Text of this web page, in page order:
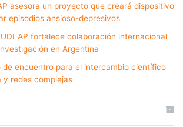
asesora un proyecto que creará dispositivo
episodios ansioso-depresivos
fortalece colaboración internacional
en Argentina
de encuentro para el intercambio científico
y redes complejas